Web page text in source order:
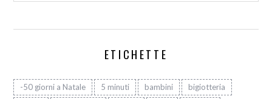
ETICHETTE
-50 giorni a Natale 5 minuti bambini
bigiotteria